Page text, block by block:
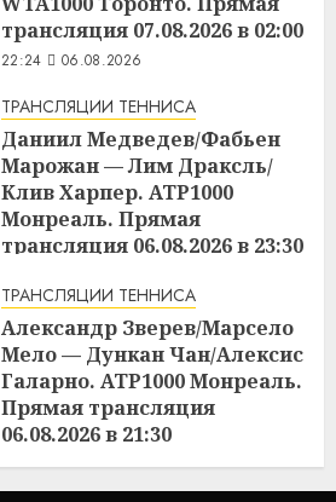
трансляция 07.08.2026 в 02:00
22:24 06.08.2026
ТРАНСЛЯЦИИ ТЕННИСА
Даниил Медведев/Фабьен
Марожан — Лим Драксль/
Клив Харпер. ATP1000
Монреаль. Прямая
трансляция 06.08.2026 в 23:30
ТРАНСЛЯЦИИ ТЕННИСА
Александр Зверев/Марсело
Мело — Дункан Чан/Алексис
Галарно. ATP1000 Монреаль.
Прямая трансляция
06.08.2026 в 21:30
22:22 06.08.2026